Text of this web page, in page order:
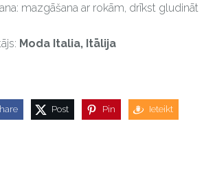
mazgāšana ar rokām, drīkst gludināt
Moda Italia, Itālija
Post Pin Ieteikt